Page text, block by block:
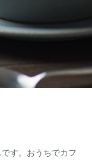
す。おうちでカフ